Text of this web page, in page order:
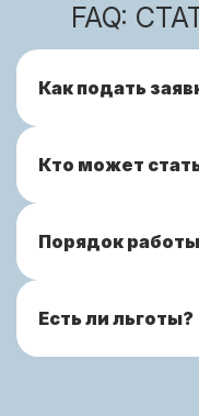
FAQ:
Как подать
Кто может
Порядок
Есть ли льготы?